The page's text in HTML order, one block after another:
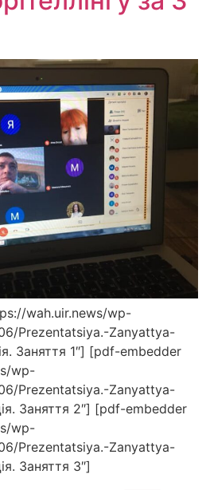
wah.uir.news/wp-
Prezentatsiya.-Zanyattya-
Заняття 1″] [pdf-embedder
wp-
Prezentatsiya.-Zanyattya-
Заняття 2″] [pdf-embedder
wp-
Prezentatsiya.-Zanyattya-
Заняття 3″]